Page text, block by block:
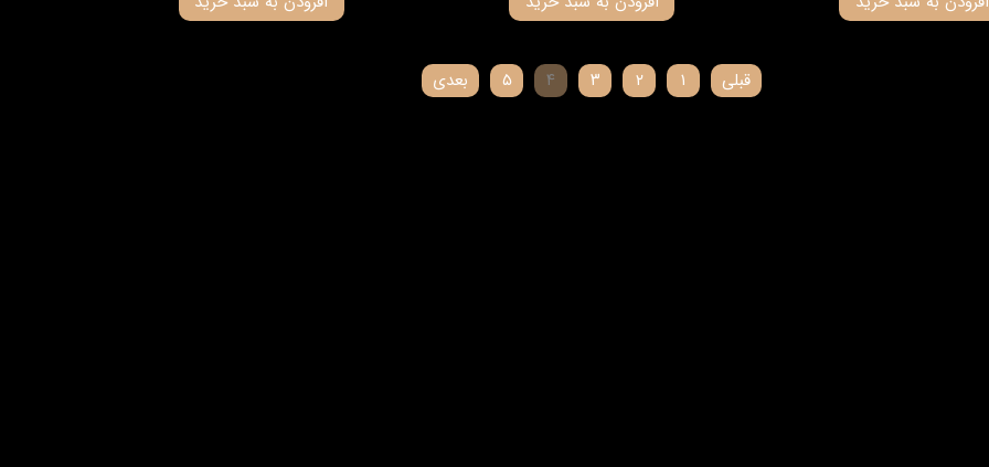
قبلی ۱ ۲ ۳ ۴ ۵ بعدی